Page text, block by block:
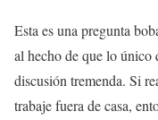
Esta es una pregunta
al hecho de que lo único
discusión tremenda. Si
trabaje fuera de casa,